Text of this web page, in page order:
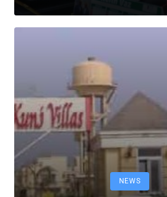
NEWS